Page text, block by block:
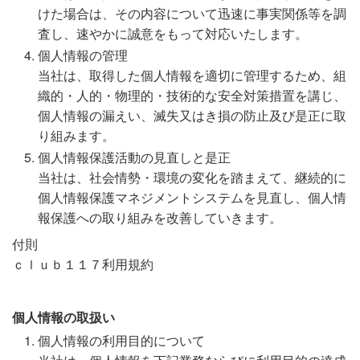
けた場合は、その内容について迅速に事実関係等を調
査し、速やかに誠意をもって対応いたします。
個人情報の管理
当社は、取得した個人情報を適切に管理するため、組
織的・人的・物理的・技術的な安全対策措置を講じ、
個人情報の漏えい、滅失又はき損の防止及び是正に取
り組みます。
個人情報保護活動の見直しと是正
当社は、社会情勢・環境の変化を踏まえて、継続的に
個人情報保護マネジメントシステムを見直し、個人情
報保護への取り組みを改善していきます。
付則
ｃｌｕｂ１１７利用規約
個人情報の取扱い
個人情報の利用目的について